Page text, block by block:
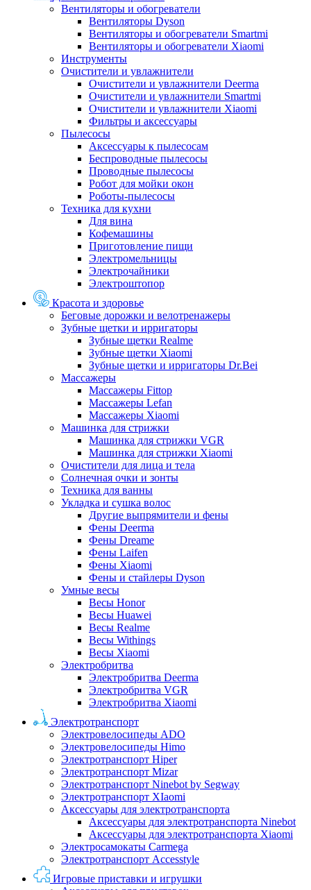
Вентиляторы и обогреватели
Вентиляторы Dyson
Вентиляторы и обогреватели Smartmi
Вентиляторы и обогреватели Xiaomi
Инструменты
Очистители и увлажнители
Очистители и увлажнители Deerma
Очистители и увлажнители Smartmi
Очистители и увлажнители Xiaomi
Фильтры и аксессуары
Пылесосы
Аксессуары к пылесосам
Беспроводные пылесосы
Проводные пылесосы
Робот для мойки окон
Роботы-пылесосы
Техника для кухни
Для вина
Кофемашины
Приготовление пищи
Электромельницы
Электрочайники
Электроштопор
Красота и здоровье
Беговые дорожки и велотренажеры
Зубные щетки и ирригаторы
Зубные щетки Realme
Зубные щетки Xiaomi
Зубные щетки и ирригаторы Dr.Bei
Массажеры
Массажеры Fittop
Массажеры Lefan
Массажеры Xiaomi
Машинка для стрижки
Машинка для стрижки VGR
Машинка для стрижки Xiaomi
Очистители для лица и тела
Солнечная очки и зонты
Техника для ванны
Укладка и сушка волос
Другие выпрямители и фены
Фены Deerma
Фены Dreame
Фены Laifen
Фены Xiaomi
Фены и стайлеры Dyson
Умные весы
Весы Honor
Весы Huawei
Весы Realme
Весы Withings
Весы Xiaomi
Электробритва
Электробритва Deerma
Электробритва VGR
Электробритва Xiaomi
Электротранспорт
Электровелосипеды ADO
Электровелосипеды Himo
Электротранспорт Hiper
Электротранспорт Mizar
Электротранспорт Ninebot by Segway
Электротранспорт XIaomi
Аксессуары для электротранспорта
Аксессуары для электротранспорта Ninebot
Аксессуары для электротранспорта Xiaomi
Электросамокаты Carmega
Электротранспорт Accesstyle
Игровые приставки и игрушки